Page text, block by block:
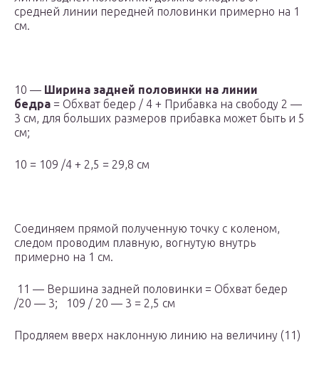
средней линии передней половинки примерно на 1
см.
10 — Ширина задней половинки на линии
бедра = Обхват бедер / 4 + Прибавка на свободу 2 —
3 см, для больших размеров прибавка может быть и 5
см;
10 = 109 /4 + 2,5 = 29,8 см
Соединяем прямой полученную точку с коленом,
следом проводим плавную, вогнутую внутрь
примерно на 1 см.
11 — Вершина задней половинки = Обхват бедер
/20 — 3; 109 / 20 — 3 = 2,5 см
Продляем вверх наклонную линию на величину (11)